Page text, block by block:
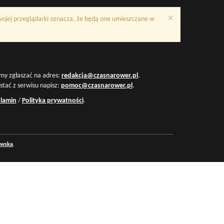
×
przeglądarki oznacza, że będą one umieszczane w
zgłaszać na adres: redakcja@czasnarower.pl.
z serwisu napisz: pomoc@czasnarower.pl.
/ Polityka prywatności.
.